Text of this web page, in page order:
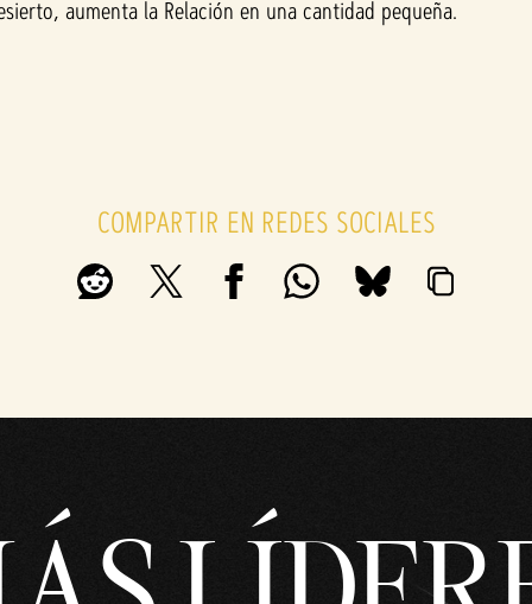
aumenta la Relación en una cantidad pequeña.
COMPARTIR EN REDES SOCIALES